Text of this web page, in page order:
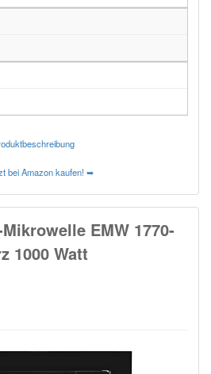
bei Amazon kaufen! ➥
EMW 1770-
1000 Watt